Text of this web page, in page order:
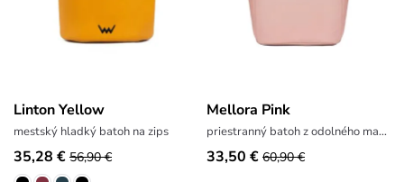
Linton Yellow
mestský hladký batoh na zips
35,28 € 56,90 €
Mellora Pink
priestranný batoh z odolného materiálu
33,50 € 60,90 €